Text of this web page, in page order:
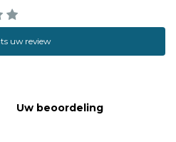
uw review
Uw beoordeling